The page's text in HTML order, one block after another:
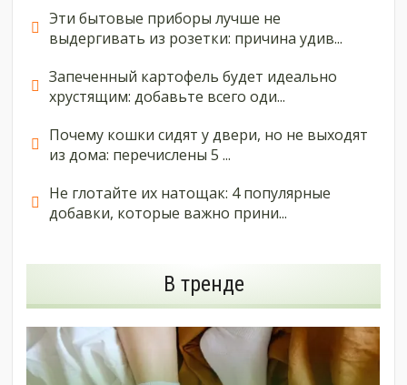
Эти бытовые приборы лучше не
выдергивать из розетки: причина удив...
Запеченный картофель будет идеально
хрустящим: добавьте всего оди...
Почему кошки сидят у двери, но не выходят
из дома: перечислены 5 ...
Не глотайте их натощак: 4 популярные
добавки, которые важно прини...
В тренде